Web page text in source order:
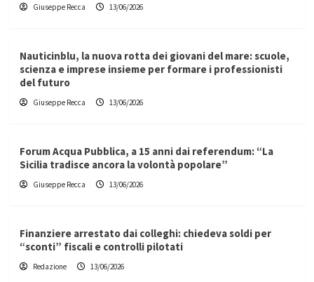
Giuseppe Recca 13/06/2026
Nauticinblu, la nuova rotta dei giovani del mare: scuole,
scienza e imprese insieme per formare i professionisti
del futuro
Giuseppe Recca 13/06/2026
Forum Acqua Pubblica, a 15 anni dai referendum: “La
Sicilia tradisce ancora la volontà popolare”
Giuseppe Recca 13/06/2026
Finanziere arrestato dai colleghi: chiedeva soldi per
“sconti” fiscali e controlli pilotati
Redazione 13/06/2026